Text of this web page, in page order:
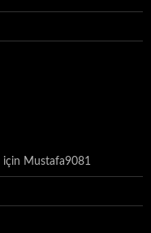
için Mustafa9081